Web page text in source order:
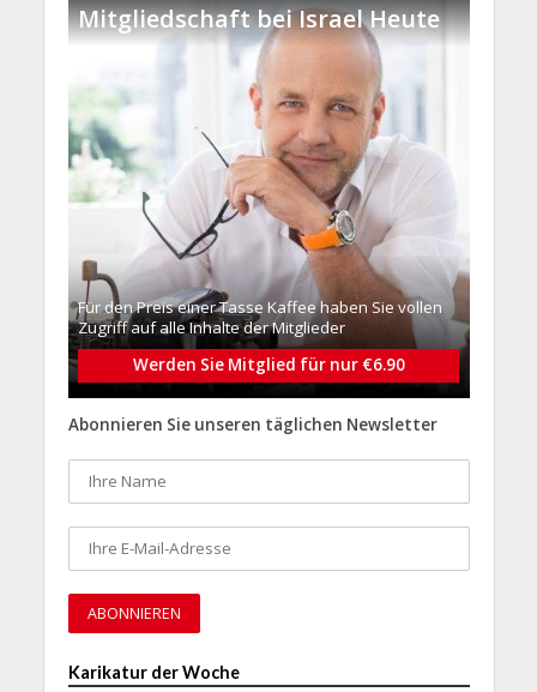
Mitgliedschaft bei Israel Heute
Für den Preis einer Tasse Kaffee haben Sie vollen
Zugriff auf alle Inhalte der Mitglieder
Werden Sie Mitglied für nur €6.90
Abonnieren Sie unseren täglichen Newsletter
Karikatur der Woche